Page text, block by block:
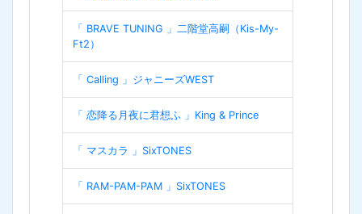
「 BRAVE TUNING 」二階堂高嗣（Kis-My-
Ft2）
「 Calling 」ジャニーズWEST
「 恋降る月夜に君想ふ 」King & Prince
「 マスカラ 」SixTONES
「 RAM-PAM-PAM 」SixTONES